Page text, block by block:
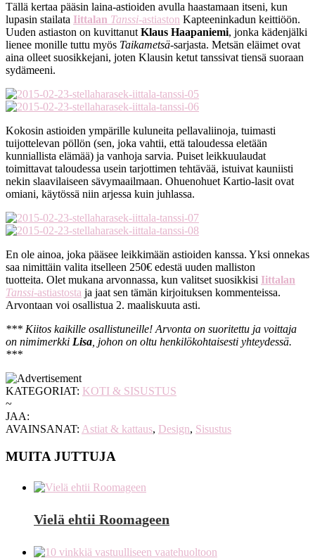
Tällä kertaa pääsin laina-astioiden avulla haastamaan itseni, kun
lupasin stailata Iittalan Tanssi-astiaston Kapteeninkadun keittiöön.
Uuden astiaston on kuvittanutKlaus Haapaniemi, jonka kädenjälki
lienee monille tuttu myös Taikametsä-sarjasta. Metsän eläimet ovat
aina olleet suosikkejani, joten Klausin ketut tanssivat tiensä suoraan
sydämeeni.
Kokosin astioiden ympärille kuluneita pellavaliinoja, tuimasti
tuijottelevan pöllön (sen, joka vahtii, että taloudessa eletään
kunniallista elämää) ja vanhoja sarvia. Puiset leikkuulaudat
toimittavat taloudessa usein tarjottimen tehtävää, istuivat kauniisti
nekin slaavilaiseen sävymaailmaan. Ohuenohuet Kartio-lasit ovat
omiani, käytössä niin arjessa kuin juhlassa.
En ole ainoa, joka pääsee leikkimään astioiden kanssa. Yksi onnekas
saa nimittäin valita itselleen 250€ edestä uuden malliston
tuotteita. Olet mukana arvonnassa, kun valitset suosikkisi Iittalan
Tanssi-astiastosta ja jaat sen tämän kirjoituksen kommenteissa.
Arvontaan voi osallistua 2. maaliskuuta asti.
*** Kiitos kaikille osallistuneille! Arvonta on suoritettu ja voittaja
on nimimerkki Lisa, johon on oltu henkilökohtaisesti yhteydessä.
***
KATEGORIAT: KOTI & SISUSTUS
~
JAA:
AVAINSANAT: Astiat & kattaus, Design, Sisustus
MUITA JUTTUJA
Vielä ehtii Roomageen